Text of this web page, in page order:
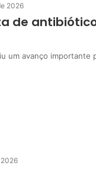
2026
de
um avanço importante